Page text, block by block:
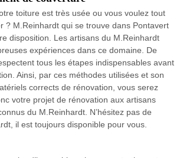
toiture est très usée ou vous voulez tout
? M.Reinhardt qui se trouve dans Pontavert
disposition. Les artisans du M.Reinhardt
expériences dans ce domaine. De
tous les étapes indispensables avant
Ainsi, par ces méthodes utilisées et son
corrects de rénovation, vous serez
votre projet de rénovation aux artisans
du M.Reinhardt. N’hésitez pas de
il est toujours disponible pour vous.